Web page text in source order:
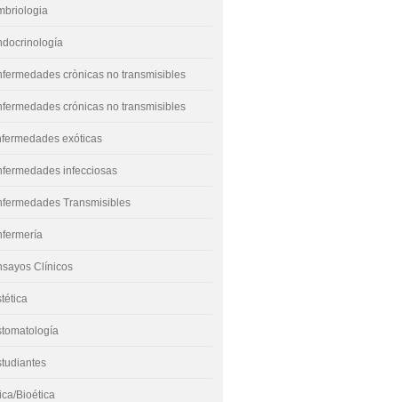
crònicas no transmisibles
crónicas no transmisibles
exóticas
infecciosas
Transmisibles
Clínicos
Bioética